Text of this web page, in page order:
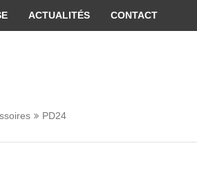
Don't show this message again
ACTUALITÉS CONTACT
PD24